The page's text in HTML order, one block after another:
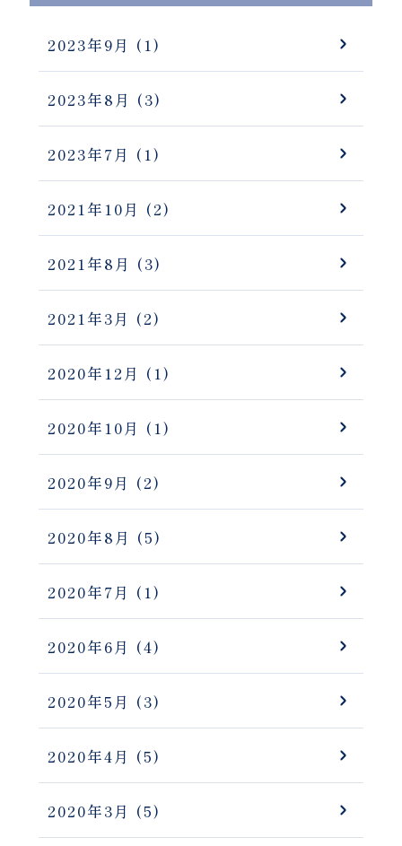
2023年9月 (1)
2023年8月 (3)
2023年7月 (1)
2021年10月 (2)
2021年8月 (3)
2021年3月 (2)
2020年12月 (1)
2020年10月 (1)
2020年9月 (2)
2020年8月 (5)
2020年7月 (1)
2020年6月 (4)
2020年5月 (3)
2020年4月 (5)
2020年3月 (5)